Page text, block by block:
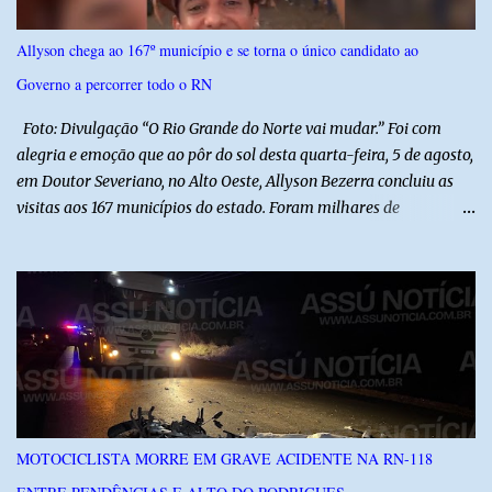
efetivos da Polícia Militar do Rio Grande do Norte, da Polícia Civil
do Rio Grande do Norte e da Polícia Militar do Ceará, reforçando a
atuação integrada entre as forças de segurança e intensificando o
combate à criminalidade nas áreas de fronteira interestadual. As
Allyson chega ao 167º município e se torna o único candidato ao
Governo a percorrer todo o RN
Foto: Divulgação “O Rio Grande do Norte vai mudar.” Foi com
alegria e emoção que ao pôr do sol desta quarta-feira, 5 de agosto,
em Doutor Severiano, no Alto Oeste, Allyson Bezerra concluiu as
visitas aos 167 municípios do estado. Foram milhares de
Governador Allyson Bezerra concluiu as agendas do 167 Razões RN
após visitar todas as cidades potiguares, dos pequenos municípios
aos maiores centros do estado. A caminhada começou em 29 de
março pelo município de Touros, Marco Zero da BR-101 e foi
concluída nesta quarta-feira depois de 129 dias entre a primeira e
a última visita. Os registros estão sendo publicados no perfil do
Instagram @167RazoesRN Ao longo do percurso, Allyson conheceu
de perto as potencialidades, as belezas, a cultura e a força do povo,
MOTOCICLISTA MORRE EM GRAVE ACIDENTE NA RN-118